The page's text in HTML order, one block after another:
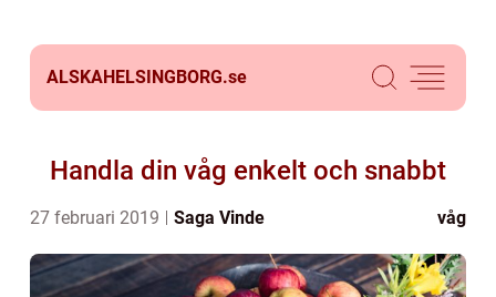
ALSKAHELSINGBORG.se
Handla din våg enkelt och snabbt
27 februari 2019 Saga Vinde våg